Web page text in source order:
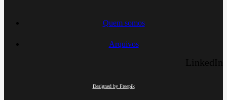
Quem somos
Arquivos
LinkedIn
Designed by Freepik